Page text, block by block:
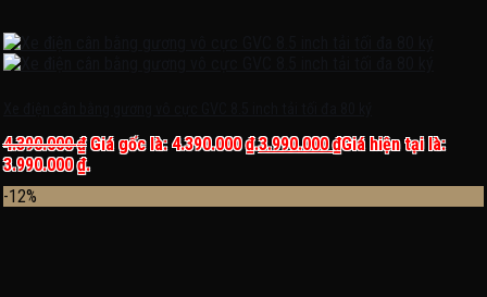
4.390.000₫ Giá gốc là: 4.390.000 ₫.3.990.000₫Giá hiện tại là:
3.990.000 ₫.
-12%